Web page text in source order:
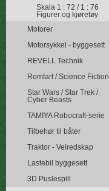
Skala 1 : 72 / 1 : 76
Figurer og kjøretøy
Motorer
Motorsykkel - byggesett
REVELL Technik
Romfart / Science Fiction
Star Wars / Star Trek /
Cyber Beasts
TAMIYA Robocraft-serie
Tilbehør til båter
Traktor - Veiredskap
Lastebil byggesett
3D Puslespill